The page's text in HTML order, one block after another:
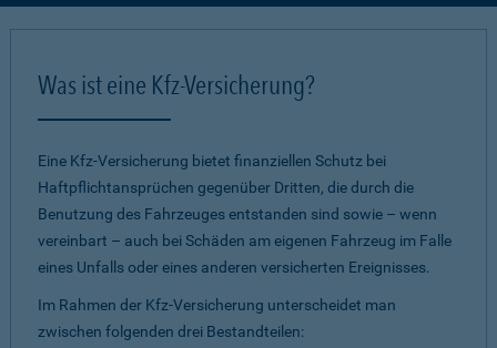
Was ist eine Kfz-Versicherung?
Eine Kfz-Versicherung bietet finanziellen Schutz bei
Haftpflichtansprüchen gegenüber Dritten, die durch die
Benutzung des Fahrzeuges entstanden sind sowie – wenn
vereinbart – auch bei Schäden am eigenen Fahrzeug im Falle
eines Unfalls oder eines anderen versicherten Ereignisses.
Im Rahmen der Kfz-Versicherung unterscheidet man
zwischen folgenden drei Bestandteilen: